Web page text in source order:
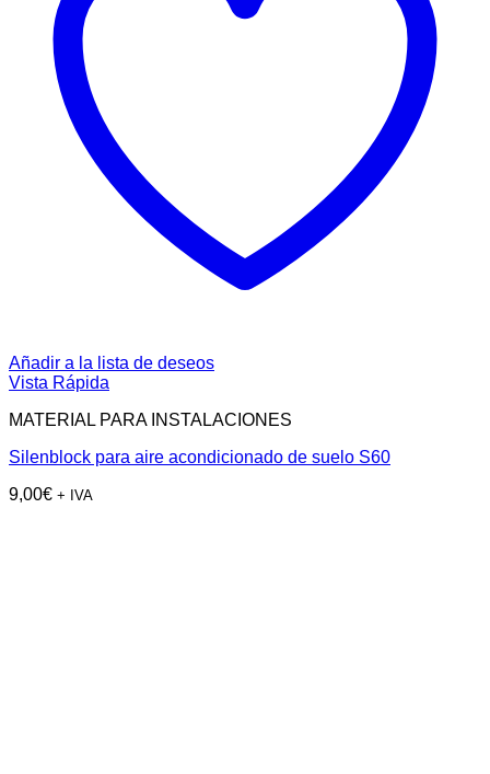
Añadir a la lista de deseos
Vista Rápida
MATERIAL PARA INSTALACIONES
Silenblock para aire acondicionado de suelo S60
9,00€ + IVA